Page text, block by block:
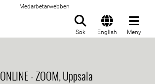
Medarbetarwebben
Sök English Meny
ONLINE - ZOOM, Uppsala